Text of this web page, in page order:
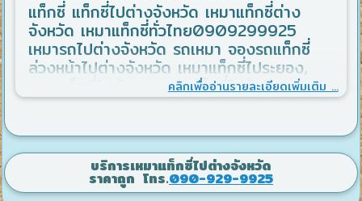
แท็กซี่ แท็กซี่ไปต่างจังหวัด เหมาแท็กซี่ต่าง
จังหวัด เหมาแท็กซี่ทั่วไทย0909299925
เหมารถไปต่างจังหวัด รถเหมา จองรถแท็กซี่
ล่วงหน้าไปต่างจังหวัด เหมาแท็กซี่ไประยอง,
เหมาแท็กซี่ไปพัทยา, เหมาแท็กซี่ไปหัวหิน เหมา
แท็กซี่ไปเกาะช้าง บริการเหมาทั่วไทย
โทร.0909299925 สุกี งวงช้าง เหมาแท็กซี่
ไปทัวร์อยุธยา เหมาแท็กซี่ทัวร์เขาใหญ่ เหมา
แท็กซี่ทัวร์กาญจนบุรี เหมาแท็กซี่ไปทัวร์ต่าง
คลิกเพื่ออ่านรายละเอียดเพิ่มเติม ...
บริการเหมาแท็กซี่ไปต่างจังหวัด
ราคาถูก โทร.090-929-9925